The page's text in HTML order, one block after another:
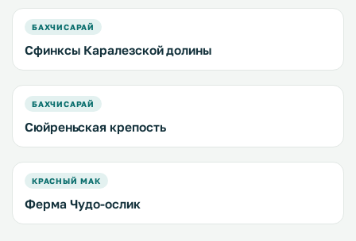
БАХЧИСАРАЙ
Сфинксы Каралезской долины
БАХЧИСАРАЙ
Сюйреньская крепость
КРАСНЫЙ МАК
Ферма Чудо-ослик